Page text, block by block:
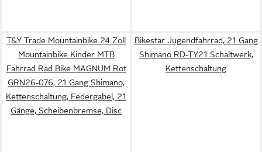
T&Y Trade Mountainbike 24 Zoll
Mountainbike Kinder MTB
Fahrrad Rad Bike MAGNUM Rot
GRN26-076, 21 Gang Shimano,
Kettenschaltung, Federgabel, 21
Gänge, Scheibenbremse, Disc
Bikestar Jugendfahrrad, 21 Gang
Shimano RD-TY21 Schaltwerk,
Kettenschaltung